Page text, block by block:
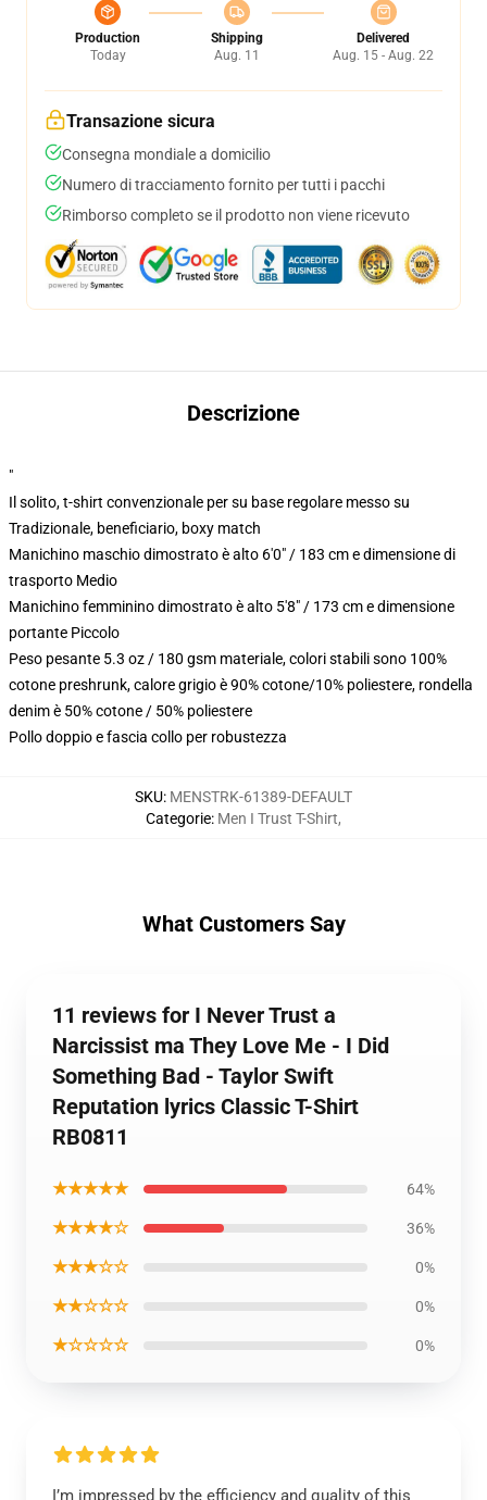
Production
Today
Shipping
Aug. 11
Delivered
Aug. 15 - Aug. 22
Transazione sicura
Consegna mondiale a domicilio
Numero di tracciamento fornito per tutti i pacchi
Rimborso completo se il prodotto non viene ricevuto
Descrizione
"
Il solito, t-shirt convenzionale per su base regolare messo su
Tradizionale, beneficiario, boxy match
Manichino maschio dimostrato è alto 6'0" / 183 cm e dimensione di
trasporto Medio
Manichino femminino dimostrato è alto 5'8" / 173 cm e dimensione
portante Piccolo
Peso pesante 5.3 oz / 180 gsm materiale, colori stabili sono 100%
cotone preshrunk, calore grigio è 90% cotone/10% poliestere, rondella
denim è 50% cotone / 50% poliestere
Pollo doppio e fascia collo per robustezza
SKU: MENSTRK-61389-DEFAULT
Categorie: Men I Trust T-Shirt,
What Customers Say
11 reviews for I Never Trust a
Narcissist ma They Love Me - I Did
Something Bad - Taylor Swift
Reputation lyrics Classic T-Shirt
RB0811
★★★★★ 64%
★★★★☆ 36%
★★★☆☆ 0%
★★☆☆☆ 0%
★☆☆☆☆ 0%
I’m impressed by the efficiency and quality of this